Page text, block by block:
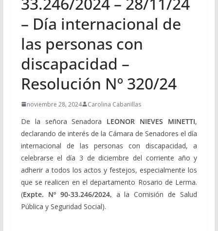
– Día internacional de
las personas con
discapacidad –
Resolución Nº 320/24
noviembre 28, 2024 Carolina Cabanillas
De la señora Senadora LEONOR NIEVES MINETTI,
declarando de interés de la Cámara de Senadores el día
internacional de las personas con discapacidad, a
celebrarse el día 3 de diciembre del corriente año y
adherir a todos los actos y festejos, especialmente los
que se realicen en el departamento Rosario de Lerma.
(Expte. Nº 90-33.246/2024, a la Comisión de Salud
Pública y Seguridad Social).